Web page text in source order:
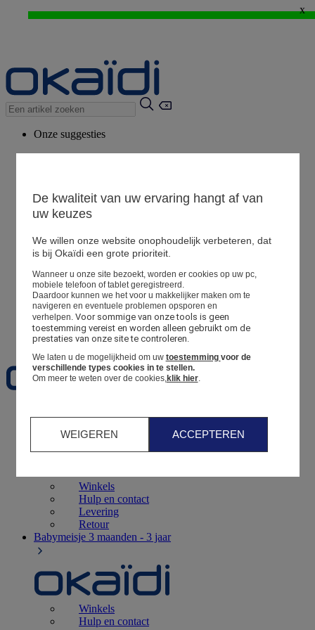
WEB ONLY: -20%* vanaf 3 aangekochte artikelen > Ik geniat ervan !
x
Onze suggesties
Bekijk alle artikelen
Winkel
Mijn informatie
Een bestelling volgen
Mandje
Favorieten
Geboorte0 - 12 maanden
Winkels
Hulp en contact
Levering
Retour
Babymeisje 3 maanden - 3 jaar
Winkels
Hulp en contact
De kwaliteit van uw ervaring hangt af van
uw keuzes
We willen onze website onophoudelijk verbeteren, dat
is bij Okaïdi een grote prioriteit.
Wanneer u onze site bezoekt, worden er cookies op uw pc,
mobiele telefoon of tablet geregistreerd.
Daardoor kunnen we het voor u makkelijker maken om te
navigeren en eventuele problemen opsporen en
verhelpen. Voor sommige van onze tools is geen
toestemming vereist en worden alleen gebruikt om de
prestaties van onze site te controleren.
We laten u de mogelijkheid om uw toestemming voor de
verschillende types cookies in te stellen.
Om meer te weten over de cookies,klik hier.
WEIGEREN ACCEPTEREN